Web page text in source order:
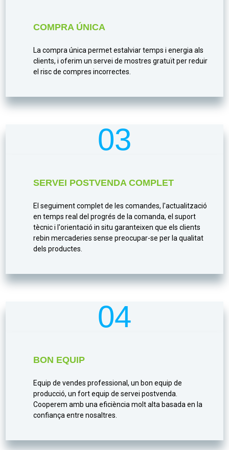
COMPRA ÚNICA
La compra única permet estalviar temps i energia als
clients, i oferim un servei de mostres gratuït per reduir
el risc de compres incorrectes.
03
SERVEI POSTVENDA COMPLET
El seguiment complet de les comandes, l'actualització
en temps real del progrés de la comanda, el suport
tècnic i l'orientació in situ garanteixen que els clients
rebin mercaderies sense preocupar-se per la qualitat
dels productes.
04
BON EQUIP
Equip de vendes professional, un bon equip de
producció, un fort equip de servei postvenda.
Cooperem amb una eficiència molt alta basada en la
confiança entre nosaltres.